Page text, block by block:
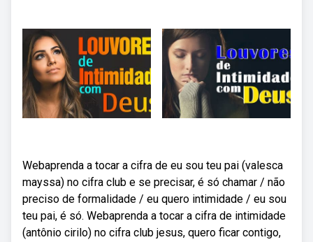
Webaprenda a tocar a cifra de eu sou teu pai (valesca
mayssa) no cifra club e se precisar, é só chamar / não
preciso de formalidade / eu quero intimidade / eu sou
teu pai, é só. Webaprenda a tocar a cifra de intimidade
(antônio cirilo) no cifra club jesus, quero ficar contigo,